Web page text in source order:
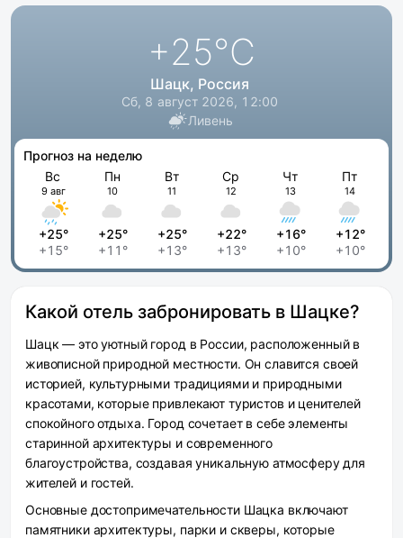
+25°C
Шацк, Россия
Сб, 8 август 2026, 12:00
Ливень
Прогноз на неделю
Вс
9 авг
+25°
+15°
Пн
10
+25°
+11°
Вт
11
+25°
+13°
Ср
12
+22°
+13°
Чт
13
+16°
+10°
Пт
14
+12°
+10°
Какой отель забронировать в Шацке?
Шацк — это уютный город в России, расположенный в
живописной природной местности. Он славится своей
историей, культурными традициями и природными
красотами, которые привлекают туристов и ценителей
спокойного отдыха. Город сочетает в себе элементы
старинной архитектуры и современного
благоустройства, создавая уникальную атмосферу для
жителей и гостей.
Основные достопримечательности Шацка включают
памятники архитектуры, парки и скверы, которые